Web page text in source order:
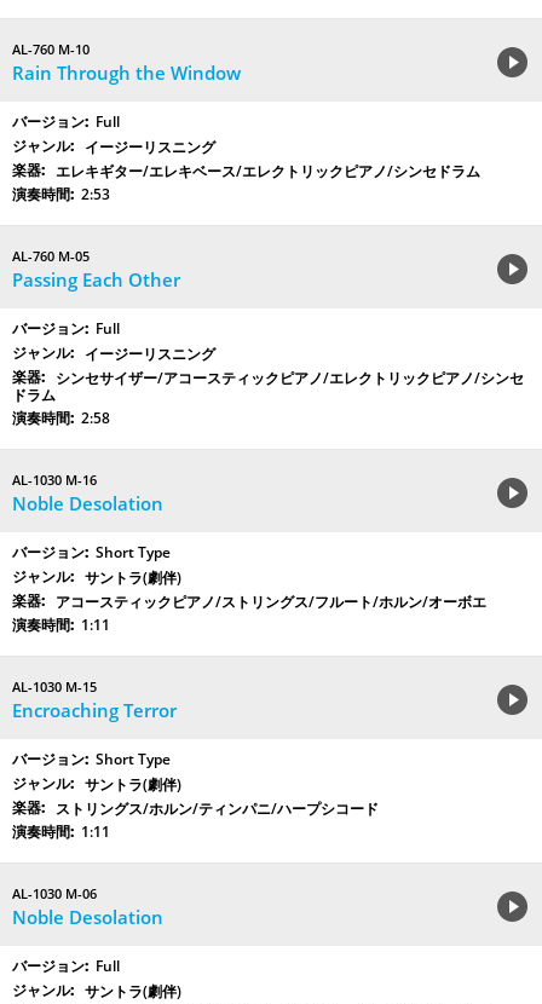
AL-760 M-10
Rain Through the Window
Full
イージーリスニング
エレキギター/エレキベース/エレクトリックピアノ/シンセドラム
2:53
AL-760 M-05
Passing Each Other
Full
イージーリスニング
シンセサイザー/アコースティックピアノ/エレクトリックピアノ/シンセ
ドラム
2:58
AL-1030 M-16
Noble Desolation
Short Type
サントラ(劇伴)
アコースティックピアノ/ストリングス/フルート/ホルン/オーボエ
1:11
AL-1030 M-15
Encroaching Terror
Short Type
サントラ(劇伴)
ストリングス/ホルン/ティンパニ/ハープシコード
1:11
AL-1030 M-06
Noble Desolation
Full
サントラ(劇伴)